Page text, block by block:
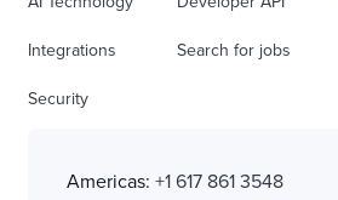
Integrations
Security
Search for jobs
Americas: +1 617 861 3548